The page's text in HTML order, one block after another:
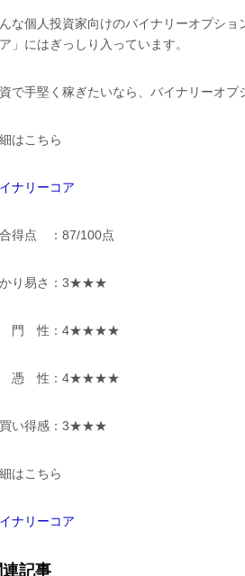
な個人投資家向けのバイナリーオプシ
」にはぎっしり入っています。
で手堅く稼ぎたいなら、バイナリーオプ
はこちら
ナリーコア
得点 ：87/100点
り易さ：3★★★
門 性：4★★★★
憑 性：4★★★★
い得感：3★★★
はこちら
ナリーコア
連記事